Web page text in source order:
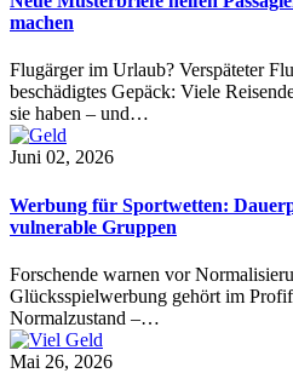
machen
Flugärger im Urlaub? Verspäteter
beschädigtes Gepäck: Viele
sie haben – und…
Juni 02, 2026
Werbung für Sportwetten:
vulnerable Gruppen
Forschende warnen vor
Glücksspielwerbung gehört im
Normalzustand –…
Mai 26, 2026